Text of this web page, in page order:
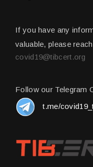
If you have any
valuable, please
covid19@tibcert.org
Follow our Telegram
t.me/